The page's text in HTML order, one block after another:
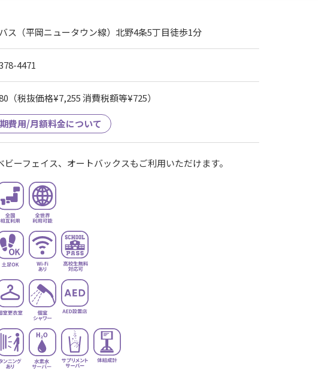
ス（平岡ニュータウン線）北野4条5丁目徒歩1分
4471
（税抜価格¥7,255 消費税額等¥725）
費用/月額料金について
ーフェイス、オートバックスもご利用いただけます。